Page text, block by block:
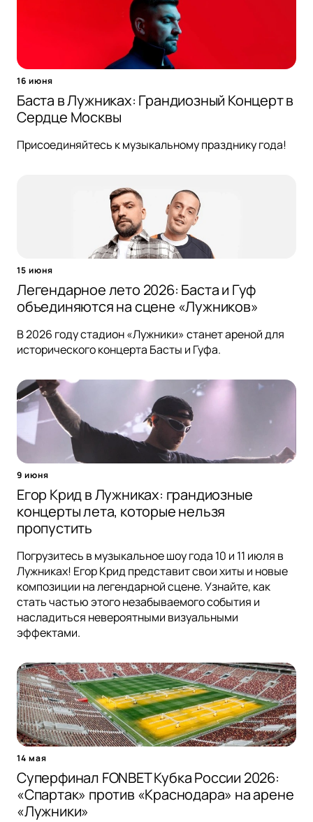
16 июня
Баста в Лужниках: Грандиозный Концерт в
Сердце Москвы
Присоединяйтесь к музыкальному празднику года!
15 июня
Легендарное лето 2026: Баста и Гуф
объединяются на сцене «Лужников»
В 2026 году стадион «Лужники» станет ареной для
исторического концерта Басты и Гуфа.
9 июня
Егор Крид в Лужниках: грандиозные
концерты лета, которые нельзя
пропустить
Погрузитесь в музыкальное шоу года 10 и 11 июля в
Лужниках! Егор Крид представит свои хиты и новые
композиции на легендарной сцене. Узнайте, как
стать частью этого незабываемого события и
насладиться невероятными визуальными
эффектами.
14 мая
Суперфинал FONBET Кубка России 2026:
«Спартак» против «Краснодара» на арене
«Лужники»